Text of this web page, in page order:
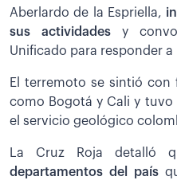
Aberlardo de la Espriella,
sus actividades y
Unificado para responder a
El terremoto se sintió con
como Bogotá y Cali y tuvo
el servicio geológico
La Cruz Roja detalló
departamentos del país